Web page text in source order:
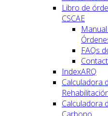
Libro de
CSCAE
FAQs
IndexARQ
Calculadora
Calculadora